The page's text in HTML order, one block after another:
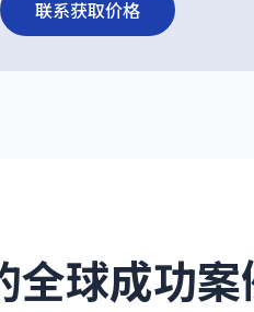
联系获取价格
全球成功案